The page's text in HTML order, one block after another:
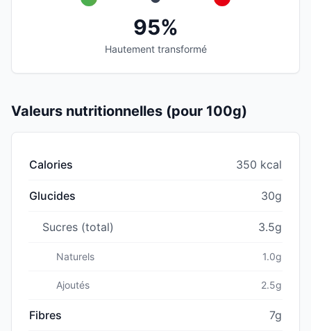
95%
Hautement transformé
Valeurs nutritionnelles (pour 100g)
Calories 350 kcal
Glucides 30g
Sucres (total) 3.5g
Naturels 1.0g
Ajoutés 2.5g
Fibres 7g